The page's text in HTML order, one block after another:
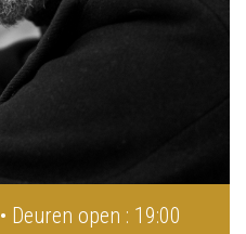
• Deuren open : 19:00